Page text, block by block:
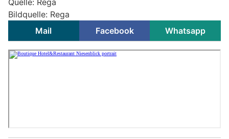
Bildquelle: Rega
Mail
Facebook Whatsapp